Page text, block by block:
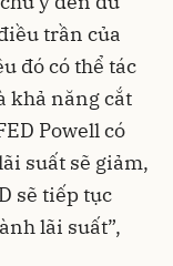
trần của
đó có thể tác
khả năng cắt
Powell có
suất sẽ giảm,
sẽ tiếp tục
lãi suất”,